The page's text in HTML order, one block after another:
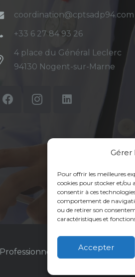
Gérer
Pour offrir les meilleures
cookies pour stocker et/ou
consentir à ces
comportement de
ou de retirer son
caractéristiques et
Accepter
coordination@cptsadp94.com
+33 6 27 84 93 26
4 place du Général Leclerc
94130 Nogent-sur-Marne
Professionnels de santé Usagers